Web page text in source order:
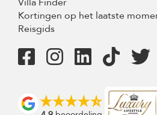
Kortingen op het laatste
Reisgids